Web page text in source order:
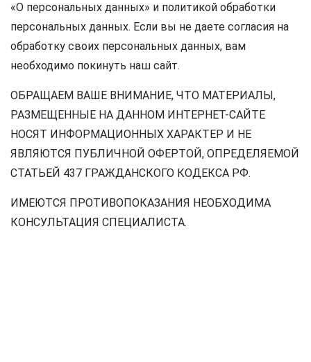
«О персональных данных» и политикой обработки
персональных данных. Если вы не даете согласия на
обработку своих персональных данных, вам
необходимо покинуть наш сайт.
ОБРАЩАЕМ ВАШЕ ВНИМАНИЕ, ЧТО МАТЕРИАЛЫ,
РАЗМЕЩЕННЫЕ НА ДАННОМ ИНТЕРНЕТ-САЙТЕ
НОСЯТ ИНФОРМАЦИОННЫХ ХАРАКТЕР И НЕ
ЯВЛЯЮТСЯ ПУБЛИЧНОЙ ОФЕРТОЙ, ОПРЕДЕЛЯЕМОЙ
СТАТЬЕЙ 437 ГРАЖДАНСКОГО КОДЕКСА РФ.
ИМЕЮТСЯ ПРОТИВОПОКАЗАНИЯ НЕОБХОДИМА
КОНСУЛЬТАЦИЯ СПЕЦИАЛИСТА.